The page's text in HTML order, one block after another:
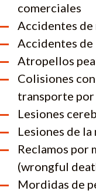
comerciales
Accidentes
Accidentes
Atropellos
Colisiones
transporte
Lesiones
Lesiones de
Reclamos por
(wrongful
Mordidas de